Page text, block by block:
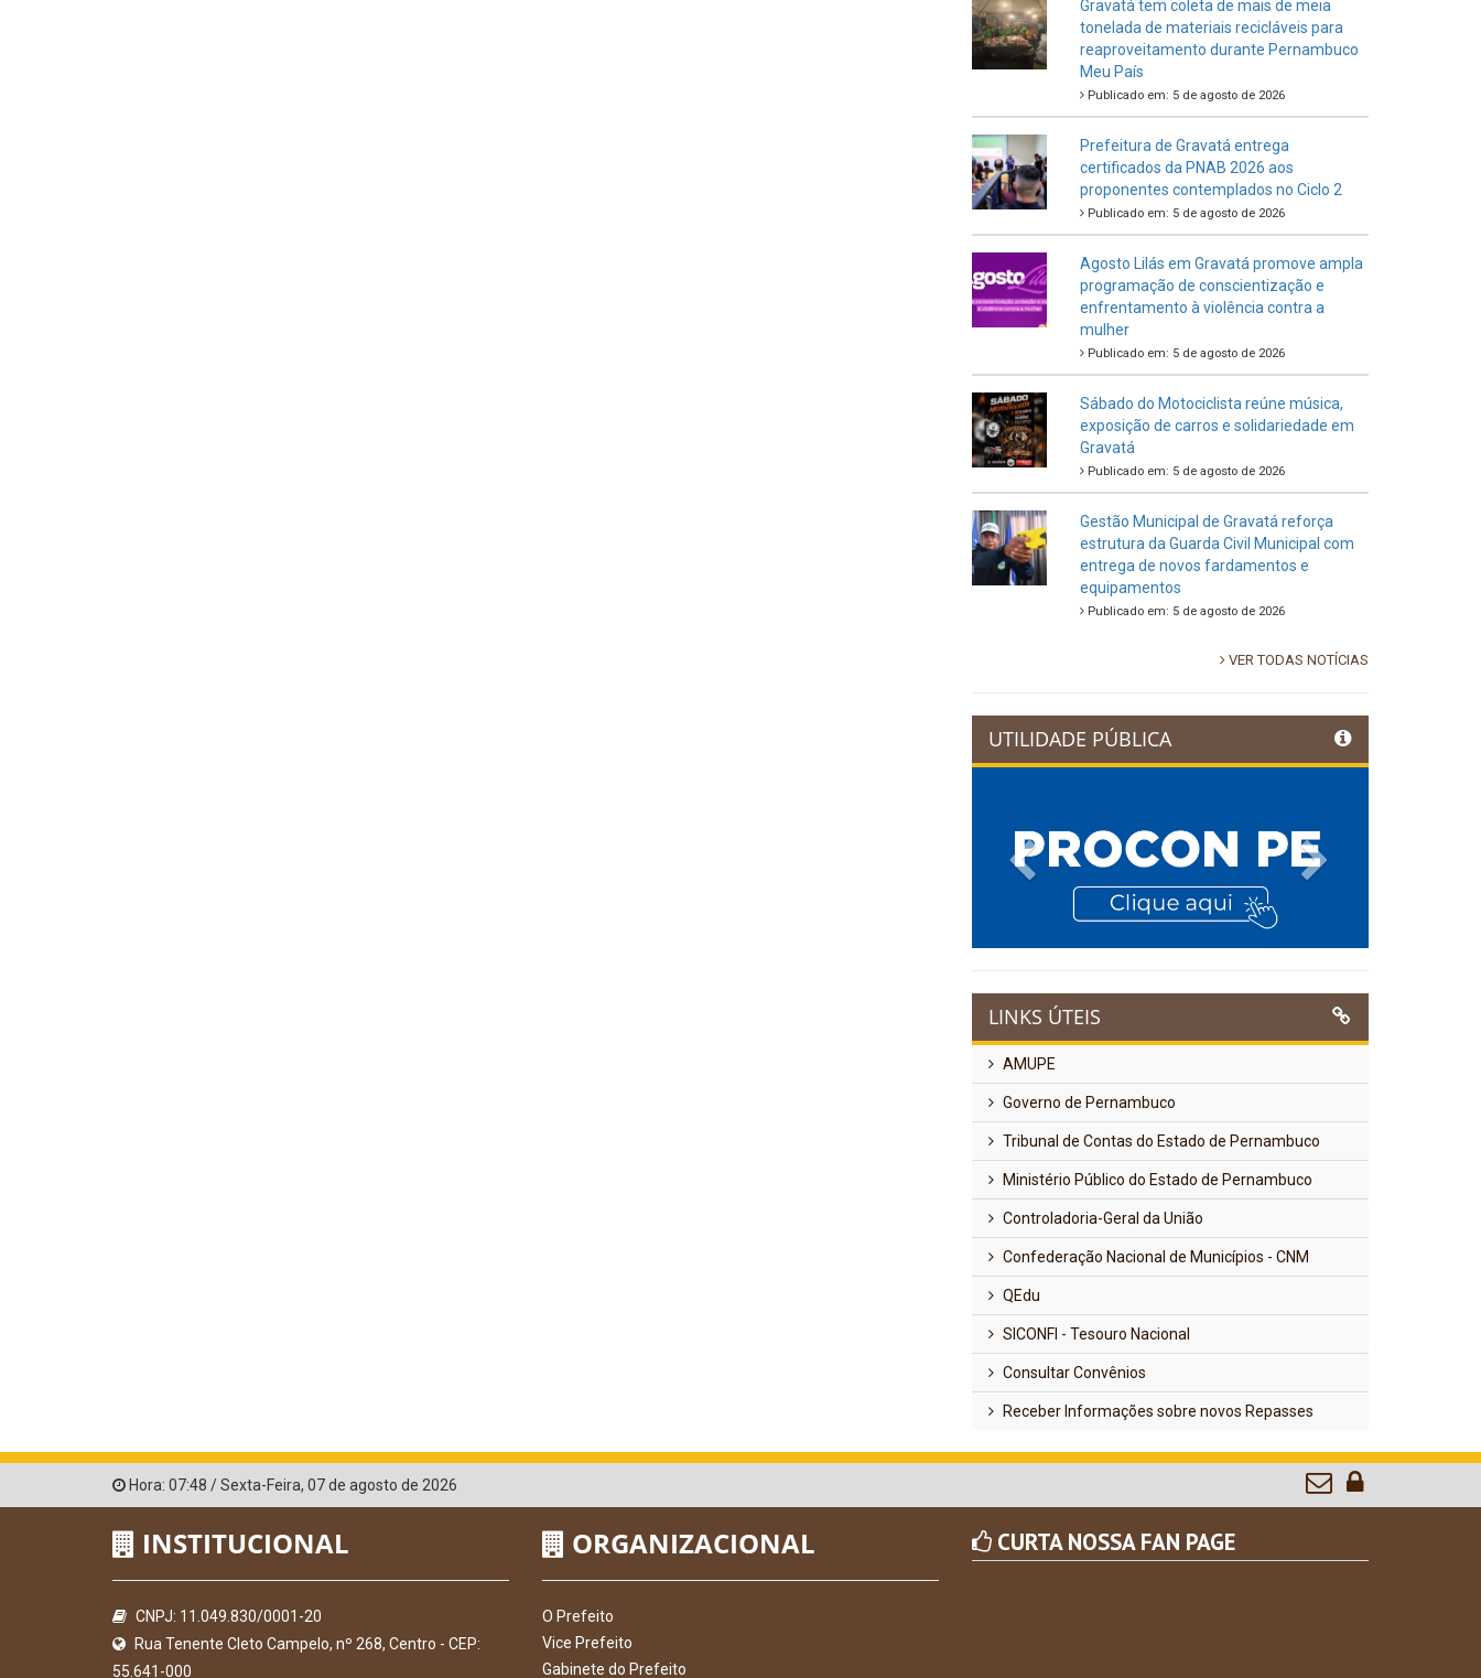
Gravatá tem coleta de mais de meia
tonelada de materiais recicláveis para
reaproveitamento durante Pernambuco
Meu País
Publicado em: 5 de agosto de 2026
Prefeitura de Gravatá entrega
certificados da PNAB 2026 aos
proponentes contemplados no Ciclo 2
Publicado em: 5 de agosto de 2026
Agosto Lilás em Gravatá promove ampla
programação de conscientização e
enfrentamento à violência contra a
mulher
Publicado em: 5 de agosto de 2026
Sábado do Motociclista reúne música,
exposição de carros e solidariedade em
Gravatá
Publicado em: 5 de agosto de 2026
Gestão Municipal de Gravatá reforça
estrutura da Guarda Civil Municipal com
entrega de novos fardamentos e
equipamentos
Publicado em: 5 de agosto de 2026
VER TODAS NOTÍCIAS
UTILIDADE PÚBLICA
Previous
LINKS ÚTEIS
AMUPE
Governo de Pernambuco
Tribunal de Contas do Estado de Pernambuco
Ministério Público do Estado de Pernambuco
Controladoria-Geral da União
Confederação Nacional de Municípios - CNM
QEdu
SICONFI - Tesouro Nacional
Consultar Convênios
Receber Informações sobre novos Repasses
Hora: 07:48 /Sexta-Feira, 07 de agosto de 2026
INSTITUCIONAL
CNPJ: 11.049.830/0001-20
Rua Tenente Cleto Campelo, nº 268, Centro - CEP:
55.641-000
ORGANIZACIONAL
O Prefeito
Vice Prefeito
Gabinete do Prefeito
CURTA NOSSA FAN PAGE